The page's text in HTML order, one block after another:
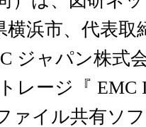
横浜市、代表取
ジャパン株式
レージ『 EMC
ァイル共有ソ